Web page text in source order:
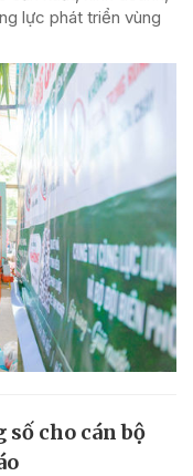
lực phát triển vùng
cho cán bộ